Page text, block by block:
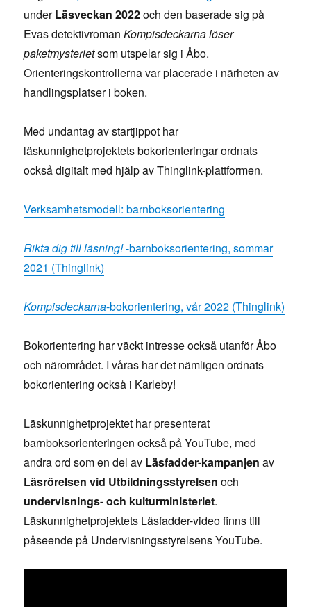
underLäsveckan 2022och den baserade sig på
Evas detektivromanKompisdeckarna löser
paketmysterietsom utspelar sig i Åbo.
Orienteringskontrollerna var placerade i närheten av
handlingsplatser i boken.
Med undantag av startjippot har
läskunnighetprojektets bokorienteringar ordnats
också digitalt med hjälp av Thinglink-plattformen.
Verksamhetsmodell: barnboksorientering
Rikta dig till läsning!-barnboksorientering, sommar
2021 (Thinglink)
Kompisdeckarna-bokorientering, vår 2022 (Thinglink)
Bokorientering har väckt intresse också utanför Åbo
och närområdet. I våras har det nämligen ordnats
bokorientering också i Karleby!
Läskunnighetprojektet har presenterat
barnboksorienteringen också på YouTube, med
andra ord som en del av Läsfadder-kampanjen av
Läsrörelsen vid Utbildningsstyrelsen och
undervisnings- och kulturministeriet.
Läskunnighetprojektets Läsfadder-video finns till
påseende på Undervisningsstyrelsens YouTube.